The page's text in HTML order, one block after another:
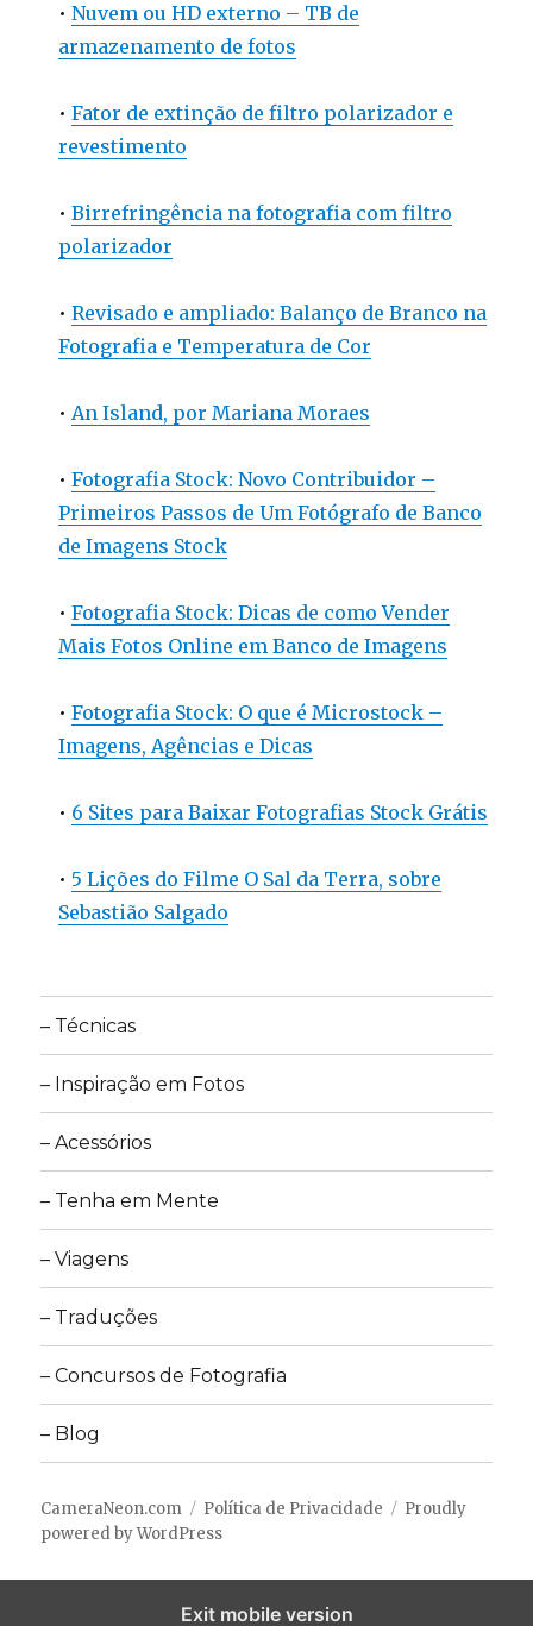
•Nuvem ou HD externo – TB de
armazenamento de fotos
•Fator de extinção de filtro polarizador e
revestimento
•Birrefringência na fotografia com filtro
polarizador
•Revisado e ampliado: Balanço de Branco na
Fotografia e Temperatura de Cor
•An Island, por Mariana Moraes
•Fotografia Stock: Novo Contribuidor –
Primeiros Passos de Um Fotógrafo de Banco
de Imagens Stock
•Fotografia Stock: Dicas de como Vender
Mais Fotos Online em Banco de Imagens
•Fotografia Stock: O que é Microstock –
Imagens, Agências e Dicas
• 6 Sites para Baixar Fotografias Stock Grátis
•5 Lições do Filme O Sal da Terra, sobre
Sebastião Salgado
– Técnicas
– Inspiração em Fotos
– Acessórios
– Tenha em Mente
– Viagens
– Traduções
– Concursos de Fotografia
– Blog
CameraNeon.com Política de Privacidade
Proudly
powered by WordPress
Exit mobile version